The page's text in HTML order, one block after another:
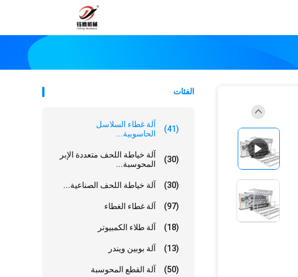
الفئات
آلة غطاء السلاسل
الحاسوبية...
(41)
آلة خياطة اللحف متعددة الإبر
المحوسبة...
(30)
آلة خياطة اللحف الصناعية... (30)
آلة غطاء الغطاء (97)
آلة طلاء الكمبيوتر (18)
آلة بوبين ويندر (13)
آلة القطع المحوسبة (50)